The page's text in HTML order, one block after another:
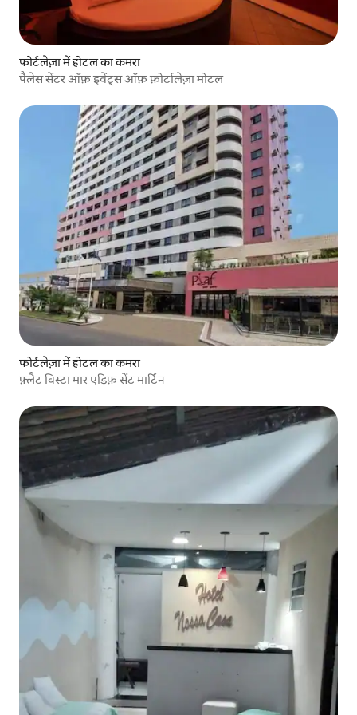
फोर्टलेज़ा में होटल का कमरा
पैलेस सेंटर ऑफ़ इवेंट्स ऑफ़ फ़ोर्टालेज़ा मोटल
फोर्टलेज़ा में होटल का कमरा
फ़्लैट विस्टा मार एडिफ़ सेंट मार्टिन